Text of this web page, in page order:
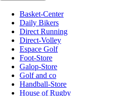
Basket-Center
Daily Bikers
Direct Running
Direct-Volley
Espace Golf
Foot-Store
Galop-Store
Golf and co
Handball-Store
House of Rugby